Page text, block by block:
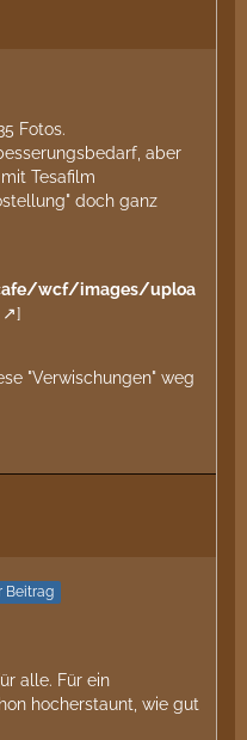
Fotos.
aber
Tesafilm
doch ganz
wcf/images/uploa
]
"Verwischungen" weg
Beitrag
alle. Für ein
hocherstaunt, wie gut